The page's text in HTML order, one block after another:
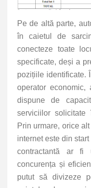
Pe de altă parte,
în caietul de
conecteze toate
specificate, deși a
pozițiile identificate.
operator economic,
dispune de
serviciilor solicitate
Prin urmare, orice
internet este din
contractantă ar fi
concurența și
putut să divizeze